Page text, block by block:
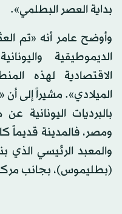
بداية العصر البطلمي».
وأوضح عامر أنه «تم
الديموطيقية
الاقتصادية لهذه
الميلادي». مشيراً إلى أن
بالبرديات اليونانية
ومصر، فالمدينة قديماً
والمعبد الرئيسي
(بطليموس)، بجانب مركز